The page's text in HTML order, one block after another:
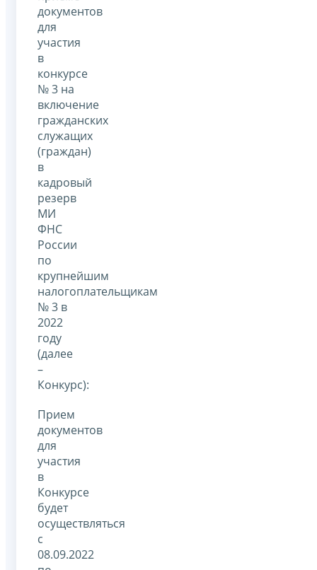
документов
для
участия
в
конкурсе
№ 3 на
включение
гражданских
служащих
(граждан)
в
кадровый
резерв
МИ
ФНС
России
по
крупнейшим
налогоплательщикам
№ 3 в
2022
году
(далее
–
Конкурс):
Прием
документов
для
участия
в
Конкурсе
будет
осуществляться
с
08.09.2022